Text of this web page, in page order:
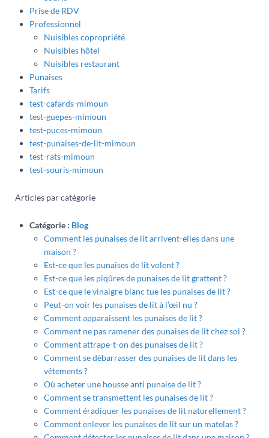
Prise de RDV
Professionnel
Nuisibles copropriété
Nuisibles hôtel
Nuisibles restaurant
Punaises
Tarifs
test-cafards-mimoun
test-guepes-mimoun
test-puces-mimoun
test-punaises-de-lit-mimoun
test-rats-mimoun
test-souris-mimoun
Articles par catégorie
Catégorie : Blog
Comment les punaises de lit arrivent-elles dans une
maison ?
Est-ce que les punaises de lit volent ?
Est-ce que les piqûres de punaises de lit grattent ?
Est-ce que le vinaigre blanc tue les punaises de lit ?
Peut-on voir les punaises de lit à l’œil nu ?
Comment apparaissent les punaises de lit ?
Comment ne pas ramener des punaises de lit chez soi ?
Comment attrape-t-on des punaises de lit ?
Comment se débarrasser des punaises de lit dans les
vêtements ?
Où acheter une housse anti punaise de lit ?
Comment se transmettent les punaises de lit ?
Comment éradiquer les punaises de lit naturellement ?
Comment enlever les punaises de lit sur un matelas ?